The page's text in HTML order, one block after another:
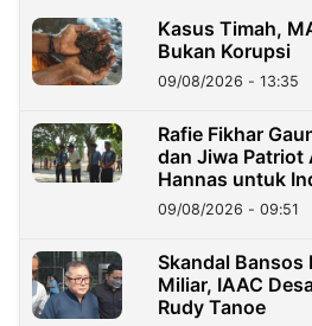
Kasus Timah,
Bukan Korupsi
09/08/2026 - 13:35
Rafie Fikhar
dan Jiwa Patriot
Hannas untuk
09/08/2026 - 09:51
Skandal Bansos
Miliar, IAAC
Rudy Tanoe